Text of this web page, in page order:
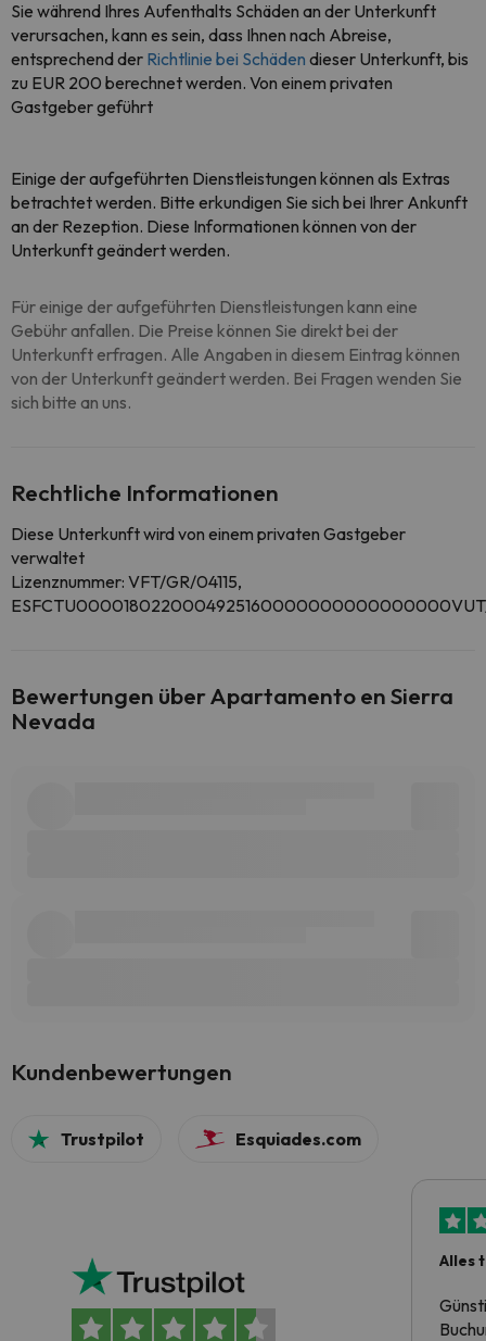
Sie während Ihres Aufenthalts Schäden an der Unterkunft
verursachen, kann es sein, dass Ihnen nach Abreise,
entsprechend der Richtlinie bei Schäden dieser Unterkunft, bis
zu EUR 200 berechnet werden. Von einem privaten
Gastgeber geführt
Einige der aufgeführten Dienstleistungen können als Extras
betrachtet werden. Bitte erkundigen Sie sich bei Ihrer Ankunft
an der Rezeption. Diese Informationen können von der
Unterkunft geändert werden.
Für einige der aufgeführten Dienstleistungen kann eine
Gebühr anfallen. Die Preise können Sie direkt bei der
Unterkunft erfragen. Alle Angaben in diesem Eintrag können
von der Unterkunft geändert werden. Bei Fragen wenden Sie
sich bitte an uns.
Rechtliche Informationen
Diese Unterkunft wird von einem privaten Gastgeber
verwaltet
Lizenznummer: VFT/GR/04115,
ESFCTU0000180220004925160000000000000000VUT/
Bewertungen über Apartamento en Sierra
Nevada
Kundenbewertungen
Trustpilot Esquiades.com
Alles